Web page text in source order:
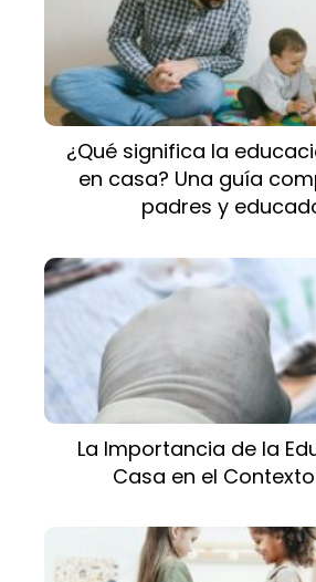
¿Qué significa la
en casa? Una guía
padres y
La Importancia de la
Casa en el